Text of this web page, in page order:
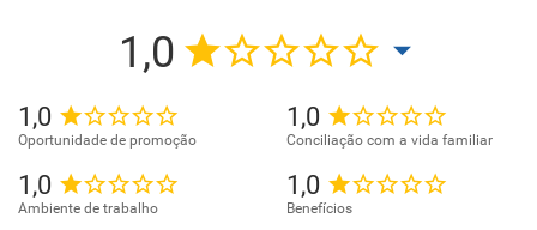
1,0
1,0
Oportunidade de promoção
1,0
Conciliação com a vida familiar
1,0
Ambiente de trabalho
1,0
Benefícios